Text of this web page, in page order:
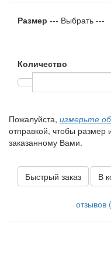
Размер --- Выбрать ---
Количество
Пожалуйста, измерьте
отправкой, чтобы размер
заказанному Вами.
Быстрый заказ В
отзывов